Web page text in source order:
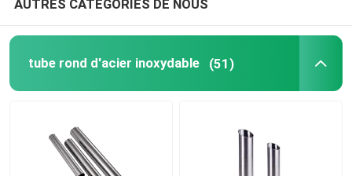
Bobine d'acier au carbone
AUTRES CATÉGORIES DE NOUS
tube rond d'acier inoxydable (51)